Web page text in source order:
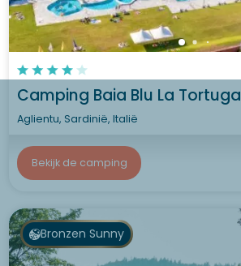
Camping Baia Blu La Tortuga
Aglientu, Sardinië, Italië
Bekijk de camping
Bronzen Sunny